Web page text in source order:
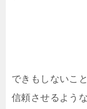
できもしないこ
信頼させるよう